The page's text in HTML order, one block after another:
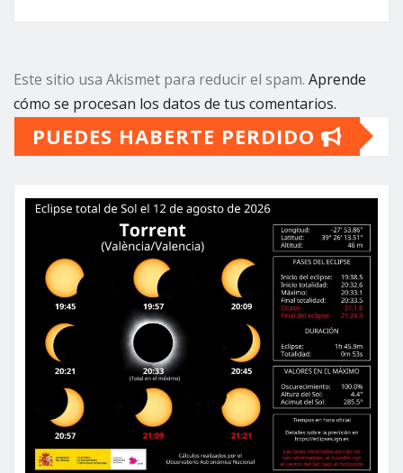
Este sitio usa Akismet para reducir el spam. Aprende
cómo se procesan los datos de tus comentarios.
PUEDES HABERTE PERDIDO